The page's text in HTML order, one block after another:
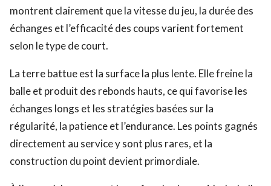
montrent clairement que la vitesse du jeu, la durée des
échanges et l’efficacité des coups varient fortement
selon le type de court.
La terre battue est la surface la plus lente. Elle freine la
balle et produit des rebonds hauts, ce qui favorise les
échanges longs et les stratégies basées sur la
régularité, la patience et l’endurance. Les points gagnés
directement au service y sont plus rares, et la
construction du point devient primordiale.